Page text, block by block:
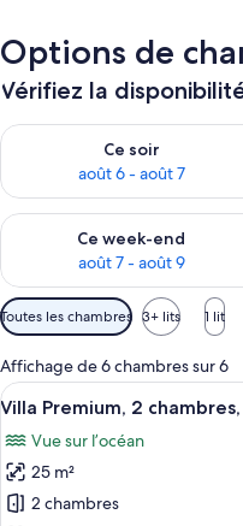
Options de
Vérifiez la
Ce soir
août 6 - août 7
Vérifier la disponibilité pour
Ce week-end
août 7 - août 9
Vérifier la disponibilité
Filtres
disponibles
pour
les
chambres
Toutes les chambres 3+ lits 1 lit
Affichage de 6 chambres sur 6
Afficher
toutes
les
photos
pour
5
Villa Premium, 2
Vue sur l’océan
25 m²
2 chambres